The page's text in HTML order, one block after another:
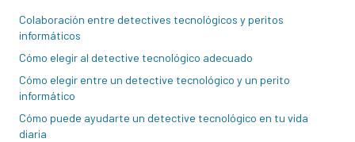
Colaboración entre detectives tecnológicos y peritos
informáticos
Cómo elegir al detective tecnológico adecuado
Cómo elegir entre un detective tecnológico y un perito
informático
Cómo puede ayudarte un detective tecnológico en tu vida
diaria